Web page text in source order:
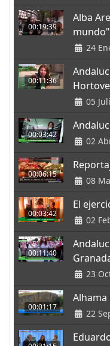
00:19:39
Alba
mundo"
24
00:11:36
05
00:03:42
02
00:06:15
08
00:03:42
El
02
00:11:40
23
00:01:17
Alhama
22